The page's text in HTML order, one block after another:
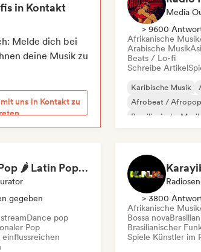
in Kontakt
Melde dich bei
deine Musik zu
uns in Kontakt zu
> 9600
Afrikanische Musik
Arabische Musik
Beats / Lo-fi
Schreibe Artikel
Karibische Musik
Afrobeat / Afropop
Brasilianische Musik
Sabor Pop 🌶️ Latin Pop, Reggaeton & Latin Club Hits
gegeben
Dance pop
Pop
> 3800
Afrikanische Musik
Bossa nova
Brasilianischer
Spiele Künstler im